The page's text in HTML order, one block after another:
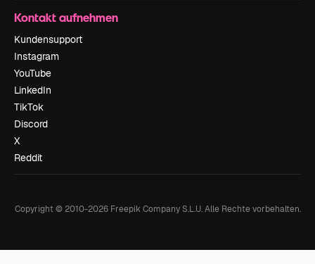
Kontakt aufnehmen
Kundensupport
Instagram
YouTube
LinkedIn
TikTok
Discord
X
Reddit
Copyright © 2010-2026Freepik Company S.L.U. Alle Rechte vorbehalten.